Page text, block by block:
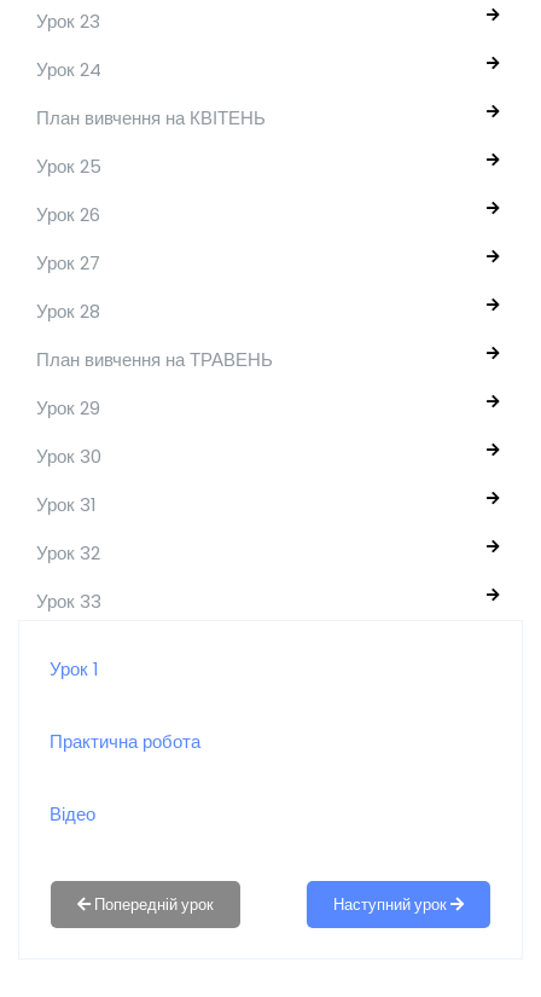
Урок 23
Урок 24
План вивчення на КВІТЕНЬ
Урок 25
Урок 26
Урок 27
Урок 28
План вивчення на ТРАВЕНЬ
Урок 29
Урок 30
Урок 31
Урок 32
Урок 33
Урок 1
Практична робота
Відео
Наступний урок